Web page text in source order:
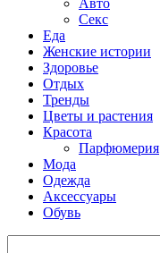
Авто
Секс
Еда
Женские истории
Здоровье
Отдых
Тренды
Цветы и растения
Красота
Парфюмерия
Мода
Одежда
Аксессуары
Обувь